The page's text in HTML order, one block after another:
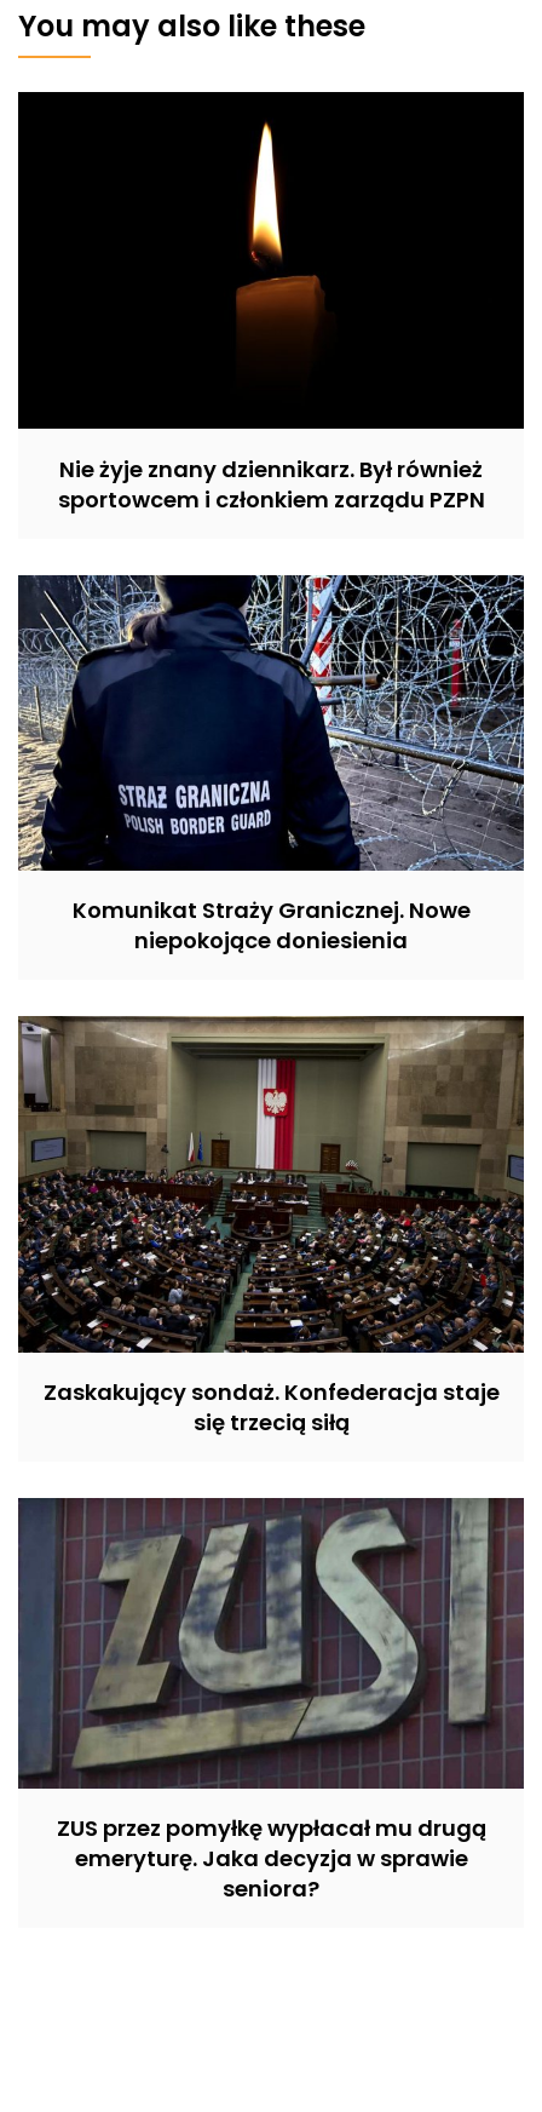
You may also like these
Nie żyje znany dziennikarz. Był również
sportowcem i członkiem zarządu PZPN
Komunikat Straży Granicznej. Nowe
niepokojące doniesienia
Zaskakujący sondaż. Konfederacja staje
się trzecią siłą
ZUS przez pomyłkę wypłacał mu drugą
emeryturę. Jaka decyzja w sprawie
seniora?